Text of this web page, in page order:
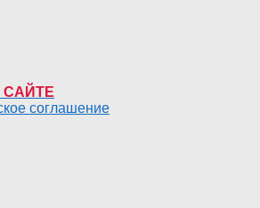
САЙТЕ
соглашение